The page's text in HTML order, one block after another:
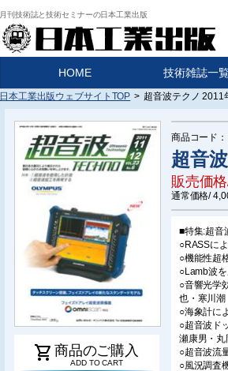
月刊技術誌と技術セミナーの日本工業出版
HOME 技術雑誌一
日本工業出版ウェブサイトTOP > 超音波テクノ
shopping_cart 商品のご購入
ADD TO CART
商品コード：
超音
販売価
通常価格/
■特集:超音
○RASSに
○機能性超
○Lamb波
○音響光学
也・寒川潮
○海象計に
○超音波ド
瀬康男・
○超音波流
○風況調査